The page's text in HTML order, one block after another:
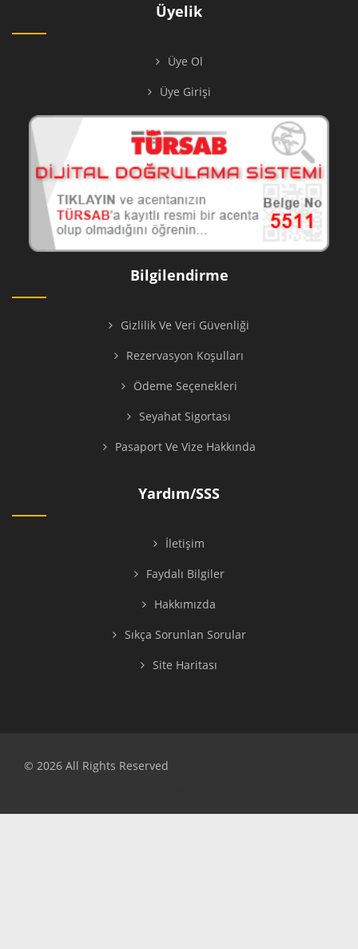
Üyelik
Üye Ol
Üye Girişi
Bilgilendirme
Gizlilik Ve Veri Güvenliği
Rezervasyon Koşulları
Ödeme Seçenekleri
Seyahat Sigortası
Pasaport Ve Vize Hakkında
Yardım/SSS
İletişim
Faydalı Bilgiler
Hakkımızda
Sıkça Sorunlan Sorular
Site Haritası
© 2026 All Rights Reserved